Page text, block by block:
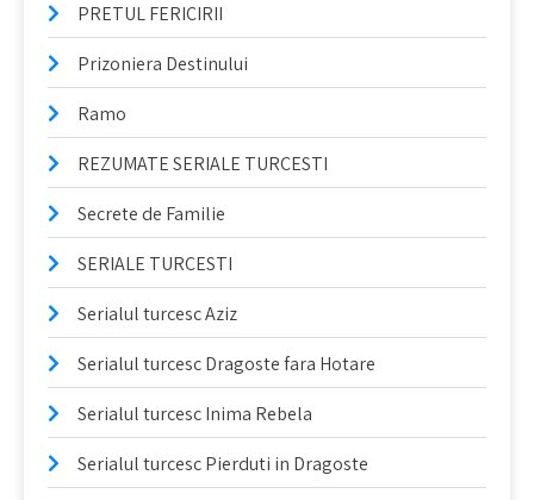
PRETUL FERICIRII
Prizoniera Destinului
Ramo
REZUMATE SERIALE TURCESTI
Secrete de Familie
SERIALE TURCESTI
Serialul turcesc Aziz
Serialul turcesc Dragoste fara Hotare
Serialul turcesc Inima Rebela
Serialul turcesc Pierduti in Dragoste